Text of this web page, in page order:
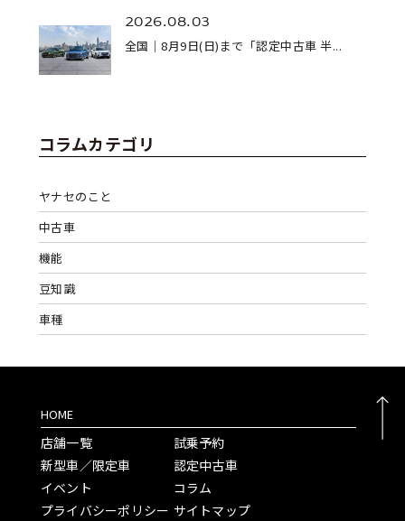
2026.08.03
全国｜8月9日(日)まで「認定中古車 半...
コラムカテゴリ
ヤナセのこと
中古車
機能
豆知識
車種
HOME
店舗一覧
新型車／限定車
イベント
プライバシーポリシー
試乗予約
認定中古車
コラム
サイトマップ